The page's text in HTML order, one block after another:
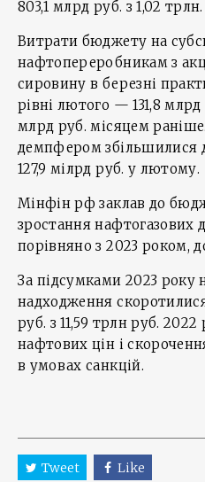
803,1 млрд руб. з 1,02 трлн.
Витрати бюджету на
нафтопереробникам з
сировину в березні
рівні лютого — 131,8 млрд
млрд руб. місяцем
демпфером збільшилися
127,9 мілрд руб. у лютому.
Мінфін рф заклав до
зростання нафтогазових
порівняно з 2023 роком,
За підсумками 2023 року
надходження
руб. з 11,59 трлн руб.
нафтових цін і
в умовах санкцій.
Tweet Like